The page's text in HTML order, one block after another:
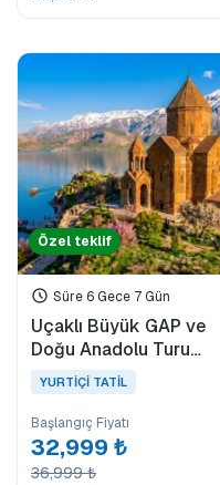
Akçay
BALKAN TURLARI
Midilli
KİRALIK ARAÇ
GÜNÜBİRLİK
TEKNE TURU
FERİBOT BİLET
Aliağa
Dikili
Ayvalık
YURTİÇİ TATİL
YURTDIŞI TATİL
Özel teklif
Süre 6 Gece 7 Gün
Uçaklı Büyük GAP ve
Doğu Anadolu Turu
(Ara Tatil Özel)
YURTİÇİ TATİL
Başlangıç Fiyatı
32,999 ₺
36,999 ₺